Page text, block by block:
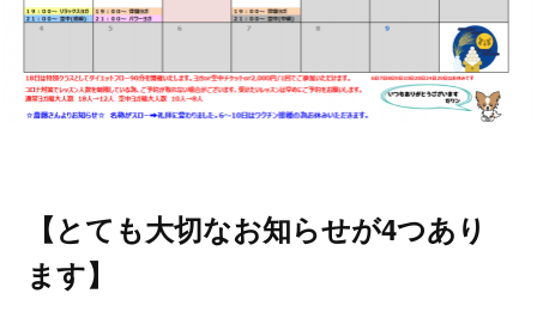
【とても大切なお知らせが4つあり
ます】